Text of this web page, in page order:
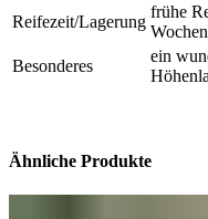
Reifezeit/Lagerung
frühe
Besonderes
ein
Ähnliche Produkte